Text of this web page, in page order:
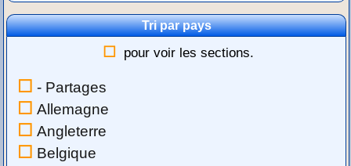
Tri par pays
pour voir les sections.
- Partages
Allemagne
Angleterre
Belgique